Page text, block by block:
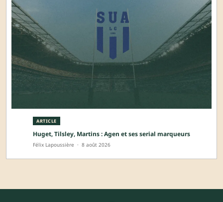
ARTICLE
Huget, Tilsley, Martins : Agen et ses serial marqueurs
Félix Lapoussière · 8 août 2026